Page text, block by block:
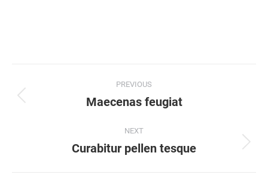
navigation
PREVIOUS
Previous
Maecenas feugiat
NEXT
Next
Curabitur pellen tesque